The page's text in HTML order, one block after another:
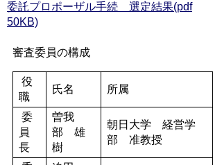
委託プロポーザル手続 選定結果(pdf
50KB)
審査委員の構成
役
職
氏名 所属
委
員
長
曽我
部 雄
樹
朝日大学 経営学
部 准教授